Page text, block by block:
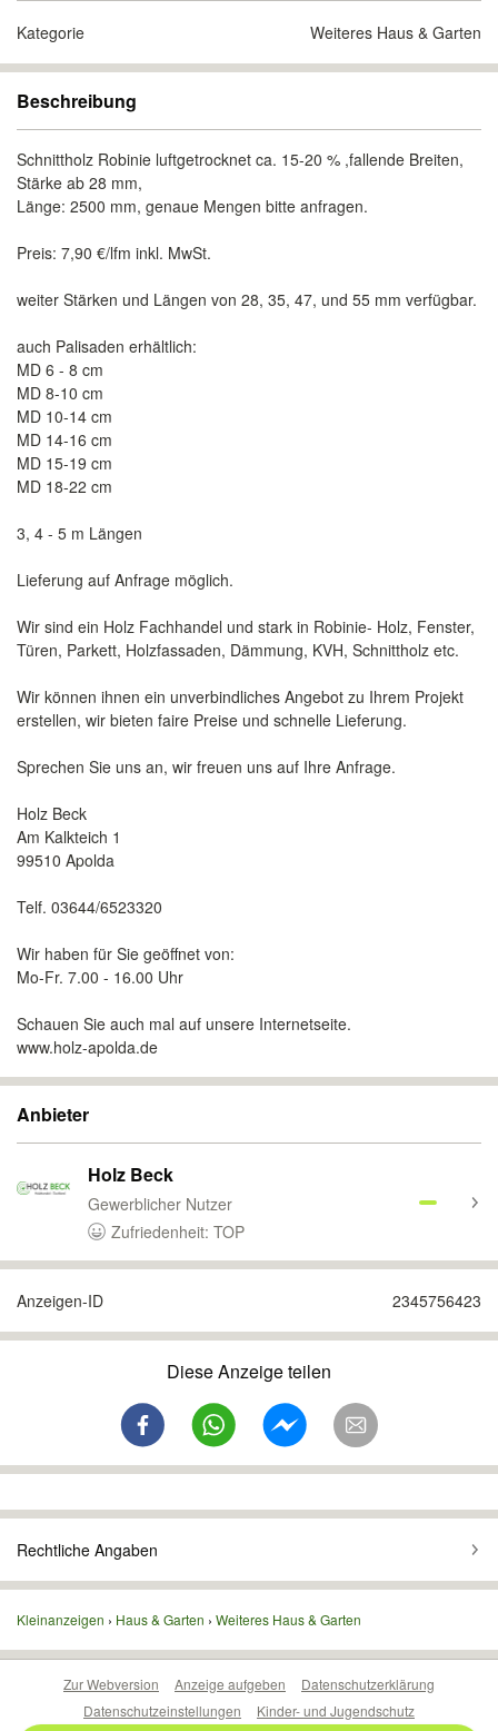
Kategorie Weiteres Haus & Garten
Beschreibung
Schnittholz Robinie luftgetrocknet ca. 15-20 % ,fallende Breiten,
Stärke ab 28 mm,
Länge: 2500 mm, genaue Mengen bitte anfragen.
Preis: 7,90 €/lfm inkl. MwSt.
weiter Stärken und Längen von 28, 35, 47, und 55 mm verfügbar.
auch Palisaden erhältlich:
MD 6 - 8 cm
MD 8-10 cm
MD 10-14 cm
MD 14-16 cm
MD 15-19 cm
MD 18-22 cm
3, 4 - 5 m Längen
Lieferung auf Anfrage möglich.
Wir sind ein Holz Fachhandel und stark in Robinie- Holz, Fenster,
Türen, Parkett, Holzfassaden, Dämmung, KVH, Schnittholz etc.
Wir können ihnen ein unverbindliches Angebot zu Ihrem Projekt
erstellen, wir bieten faire Preise und schnelle Lieferung.
Sprechen Sie uns an, wir freuen uns auf Ihre Anfrage.
Holz Beck
Am Kalkteich 1
99510 Apolda
Telf. 03644/6523320
Wir haben für Sie geöffnet von:
Mo-Fr. 7.00 - 16.00 Uhr
Schauen Sie auch mal auf unsere Internetseite.
www.holz-apolda.de
Anbieter
Holz Beck
Gewerblicher Nutzer
Zufriedenheit: TOP
Anzeigen-ID 2345756423
Diese Anzeige teilen
Rechtliche Angaben
Kleinanzeigen Haus & Garten Weiteres Haus & Garten
Zur Webversion Anzeige aufgeben
Datenschutzerklärung
Datenschutzeinstellungen
Kinder- und Jugendschutz